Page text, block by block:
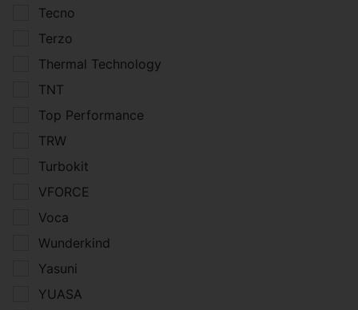
Tecno
Terzo
Thermal Technology
TNT
Top Performance
TRW
Turbokit
VFORCE
Voca
Wunderkind
Yasuni
YUASA